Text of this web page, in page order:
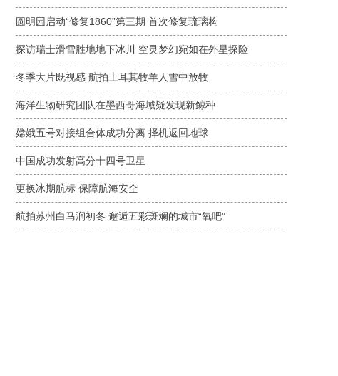
圆明园启动“修复1860”第三期 首次修复琉璃构
探访瑞士滑雪胜地地下冰川 空灵梦幻宛如在外星探险
冬季大片既视感 航拍土耳其牧羊人雪中放牧
海洋生物研究团队在墨西哥海域疑发现新鲸种
嫦娥五号对接组合体成功分离 择机返回地球
中国成功发射高分十四号卫星
更换冰期航标 保障航海安全
航拍苏州白马涧初冬 邂逅五彩斑斓的城市“氧吧”